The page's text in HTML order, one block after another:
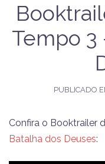
Tempo 3
PUBLICADO
Confira o Booktrailer
Batalha dos Deuses: